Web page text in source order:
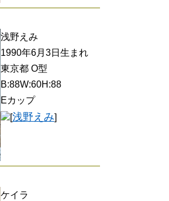
浅野えみ
1990年6月3日生まれ
東京都 O型
B:88W:60H:88
Eカップ
浅野えみ
ケイラ